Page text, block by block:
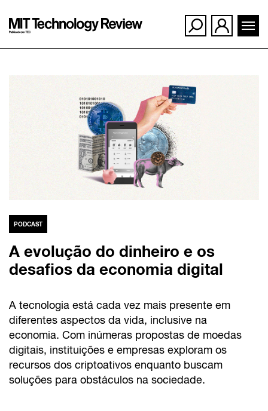
conteúdo
PODCAST
A evolução do dinheiro e os
desafios da economia digital
A tecnologia está cada vez mais presente em
diferentes aspectos da vida, inclusive na
economia. Com inúmeras propostas de moedas
digitais, instituições e empresas exploram os
recursos dos criptoativos enquanto buscam
soluções para obstáculos na sociedade.